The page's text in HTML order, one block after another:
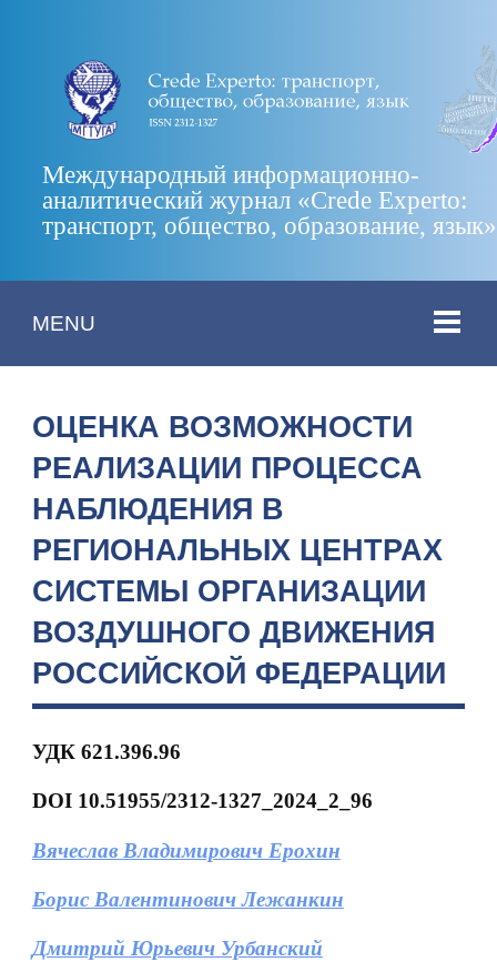
Международный информационно-
аналитический журнал «Crede Experto:
транспорт, общество, образование, язык»
MENU
ОЦЕНКА ВОЗМОЖНОСТИ
РЕАЛИЗАЦИИ ПРОЦЕССА
НАБЛЮДЕНИЯ В
РЕГИОНАЛЬНЫХ ЦЕНТРАХ
СИСТЕМЫ ОРГАНИЗАЦИИ
ВОЗДУШНОГО ДВИЖЕНИЯ
РОССИЙСКОЙ ФЕДЕРАЦИИ
УДК 621.396.96
DOI 10.51955/2312-1327_2024_2 _96
Вячеслав Владимирович Ерохин
Борис Валентинович Лежанкин
Дмитрий Юрьевич Урбанский